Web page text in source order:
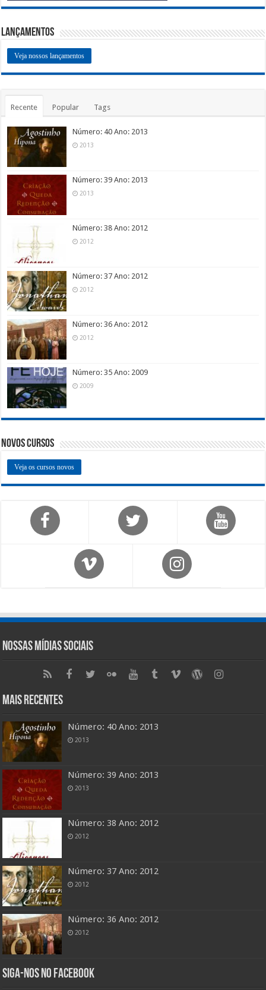
Lançamentos
Veja nossos lançamentos
Recente Popular Tags
Número: 40 Ano: 2013
2013
Número: 39 Ano: 2013
2013
Número: 38 Ano: 2012
2012
Número: 37 Ano: 2012
2012
Número: 36 Ano: 2012
2012
Número: 35 Ano: 2009
2009
Novos Cursos
Veja os cursos novos
Nossas Mídias Sociais
Mais Recentes
Número: 40 Ano: 2013
2013
Número: 39 Ano: 2013
2013
Número: 38 Ano: 2012
2012
Número: 37 Ano: 2012
2012
Número: 36 Ano: 2012
2012
Siga-nos no Facebook